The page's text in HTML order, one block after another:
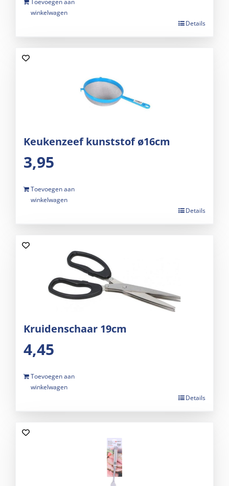
Toevoegen aan
winkelwagen
Details
Keukenzeef kunststof ø16cm
3,95
Toevoegen aan
winkelwagen
Details
Kruidenschaar 19cm
4,45
Toevoegen aan
winkelwagen
Details